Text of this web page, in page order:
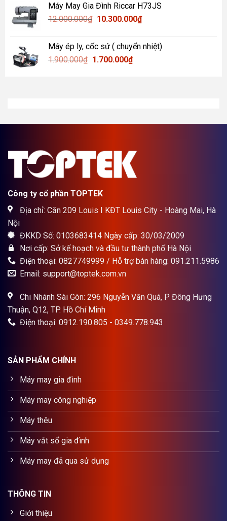
Máy May Gia Đình Riccar H73JS
12.000.000₫ Giá
12.000.000₫.
10.300.000₫Giá
là:
Máy ép ly, cốc sứ ( chuyển nhiệt)
1.900.000₫ Giá
1.700.000₫Giá
Công ty cổ phần TOPTEK
Địa chỉ: Căn 209 Louis I KĐT Louis City - Hoàng Mai, Hà
Nội
ĐKKD Số: 0103683414 Ngày cấp: 30/03/2009
Nơi cấp: Sở kế hoạch và đầu tư thành phố Hà Nội
Điện thoại: 0827749999 / Hỗ trợ bán hàng: 091.211.5986
Email: support@toptek.com.vn
Chi Nhánh Sài Gòn: 296 Nguyễn Văn Quá, P Đông Hưng
Thuận, Q12, TP. Hồ Chí Minh
Điện thoại: 0912.190.805 - 0349.778.943
SẢN PHẨM CHÍNH
Máy may gia đình
Máy may công nghiệp
Máy thêu
Máy vắt sổ gia đình
Máy may đã qua sử dụng
THÔNG TIN
Giới thiệu